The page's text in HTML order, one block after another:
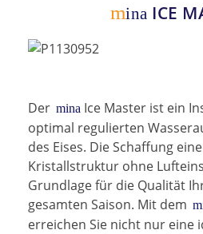
mina ICE
Der mina Ice Master ist ein
optimal regulierten
des Eises. Die Schaffung
Kristallstruktur ohne
Grundlage für die Qualität
gesamten Saison. Mit dem
erreichen Sie nicht nur eine